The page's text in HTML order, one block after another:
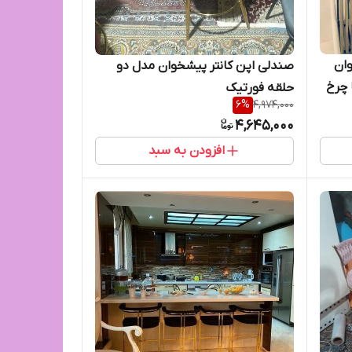
چرخ
صندلی اپن کانتر پیشخوان مدل دو
حلقه فورتیک
4,974,000
6%
4,645,000
افزودن به سبد